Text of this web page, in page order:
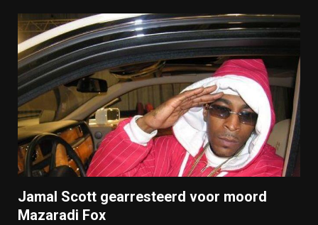
Jamal Scott gearresteerd voor moord
Mazaradi Fox